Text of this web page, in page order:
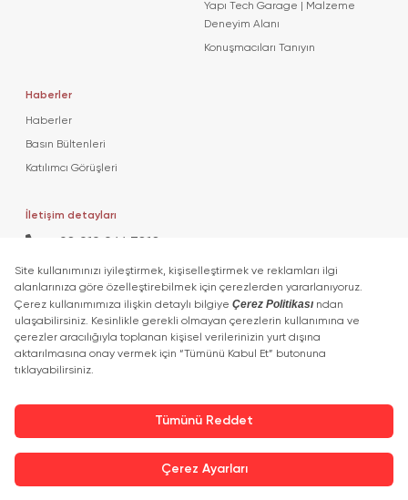
Yapı Tech Garage | Malzeme
Deneyim Alanı
Konuşmacıları Tanıyın
Haberler
Haberler
Basın Bültenleri
Katılımcı Görüşleri
İletişim detayları
info.turkey@icaevents.com.tr
Sosyal Medya
Bu Fuar 5174 Sayılı Kanun Gereğince TOBB (Türkiye Odalar Ve Borsalar